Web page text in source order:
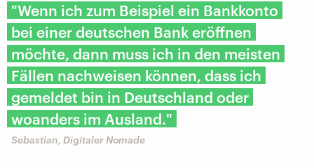
"Wenn ich zum Beispiel ein Bankkonto
bei einer deutschen Bank eröffnen
möchte, dann muss ich in den meisten
Fällen nachweisen können, dass ich
gemeldet bin in Deutschland oder
woanders im Ausland."
Sebastian, Digitaler Nomade